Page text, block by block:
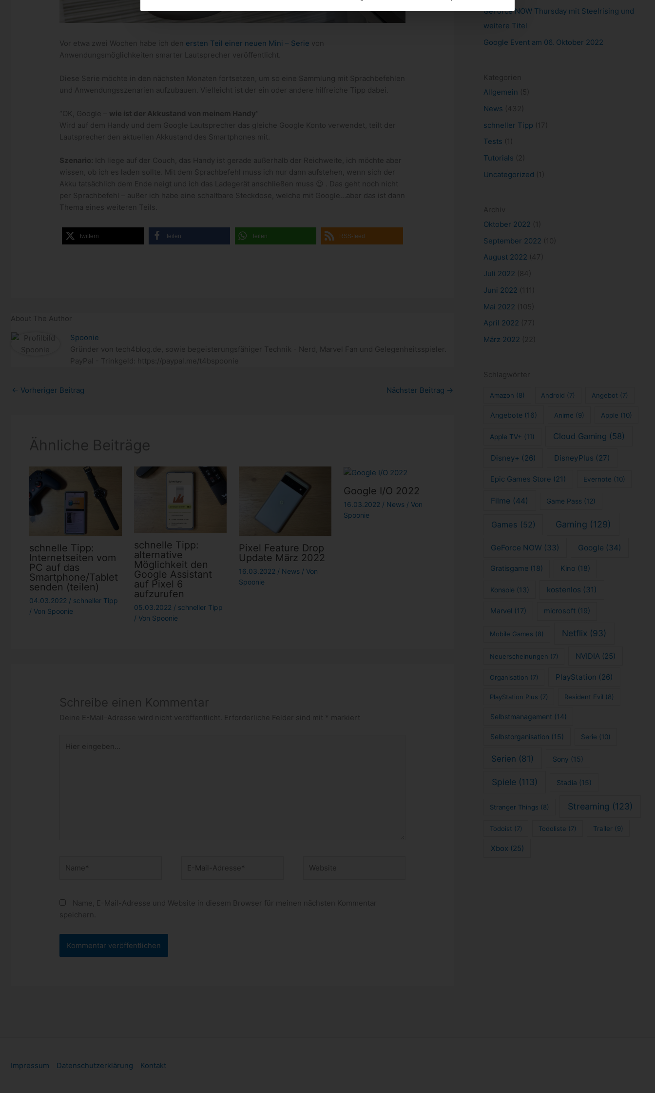
Vor etwa zwei Wochen habe ich den ersten Teil einer neuen Mini – Serie von
Anwendungsmöglichkeiten smarter Lautsprecher veröffentlicht.
Diese Serie möchte in den nächsten Monaten fortsetzen, um so eine Sammlung mit Sprachbefehlen
und Anwendungsszenarien aufzubauen. Vielleicht ist der ein oder andere hilfreiche Tipp dabei.
“OK, Google – wie ist der Akkustand von meinem Handy“
Wird auf dem Handy und dem Google Lautsprecher das gleiche Google Konto verwendet, teilt der
Lautsprecher den aktuellen Akkustand des Smartphones mit.
Szenario: Ich liege auf der Couch, das Handy ist gerade außerhalb der Reichweite, ich möchte aber
wissen, ob ich es laden sollte. Mit dem Sprachbefehl muss ich nur dann aufstehen, wenn sich der
Akku tatsächlich dem Ende neigt und ich das Ladegerät anschließen muss 😉 . Das geht noch nicht
per Sprachbefehl – außer ich habe eine schaltbare Steckdose, welche mit Google…aber das ist dann
Thema eines weiteren Teils.
twittern teilen teilen RSS-feed
About The Author
Spoonie
Gründer von tech4blog.de, sowie begeisterungsfähiger Technik - Nerd, Marvel Fan und Gelegenheitsspieler.
PayPal - Trinkgeld: https://paypal.me/t4bspoonie
← Vorheriger Beitrag Nächster Beitrag →
Ähnliche Beiträge
schnelle Tipp:
Internetseiten vom
PC auf das
Smartphone/Tablet
senden (teilen)
04.03.2022 / schneller Tipp
/ Von Spoonie
schnelle Tipp:
alternative
Möglichkeit den
Google Assistant
auf Pixel 6
aufzurufen
05.03.2022 / schneller Tipp
/ Von Spoonie
Pixel Feature Drop
Update März 2022
16.03.2022 / News/ Von
Spoonie
Google I/O 2022
16.03.2022 / News/ Von
Spoonie
Schreibe einen Kommentar
Deine E-Mail-Adresse wird nicht veröffentlicht. Erforderliche Felder sind mit * markiert
eingeben…
Mail-
Name, E-Mail-Adresse und Website in diesem Browser für meinen nächsten Kommentar
speichern.
GeForce NOW Thursday mit Steelrising und
weitere Titel
Google Event am 06. Oktober 2022
Allgemein
News
schneller Tipp
Tests
Tutorials
Uncategorized
Oktober 2022
September 2022
August 2022
Juli 2022
Juni 2022
Mai 2022
April 2022
März 2022
Amazon (8) Android (7) Angebot (7)
Angebote(16) Anime (9) Apple (10)
Apple TV+ (11) Cloud Gaming (58)
Disney+ (26) DisneyPlus (27)
Epic Games Store (21) Evernote (10)
Filme (44) Game Pass (12)
Games (52) Gaming (129)
GeForce NOW (33) Google (34)
Gratisgame (18) Kino (18)
Konsole (13) kostenlos (31)
Marvel (17) microsoft (19)
Mobile Games (8) Netflix (93)
Neuerscheinungen (7) NVIDIA (25)
Organisation (7) PlayStation (26)
PlayStation Plus (7) Resident Evil (8)
Selbstmanagement (14)
Selbstorganisation (15) Serie (10)
Serien (81) Sony (15)
Spiele (113) Stadia (15)
Stranger Things (8) Streaming (123)
Todoist (7) Todoliste (7) Trailer (9)
Xbox (25)
Impressum Datenschutzerklärung Kontakt